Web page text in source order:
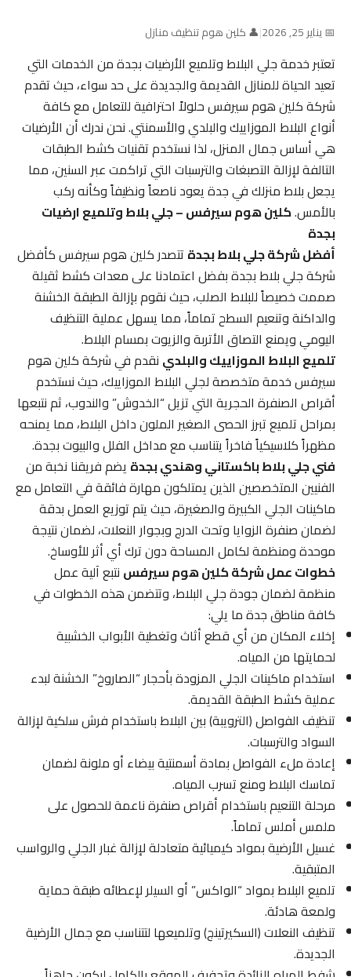
📅 يناير 25, 2026 |👤 كلين هوم تنظيف منازل
تعتبر خدمة جلي البلاط وتلميع الأرضيات بجدة من الخدمات التي
تعيد الحياة للمنازل القديمة والجديدة على حد سواء، حيث تقدم
شركة كلين هوم سيرفس حلولاً احترافية للتعامل مع كافة
أنواع البلاط الموزاييك والبلدي والأسمنتي. نحن ندرك أن الأرضيات
هي أساس جمال المنزل، لذا نستخدم تقنيات كشط الطبقات
التالفة لإزالة التصبغات والترسبات التي تراكمت عبر السنين، مما
يجعل بلاط منزلك في جدة يعود ناصعاً ونظيفاً وكأنه ركب
بالأمس.كلين هوم سيرفس – جلي بلاط وتلميع ارضيات
بجدة
أفضل شركة جلي بلاط بجدةتتصدر كلين هوم سيرفس كأفضل
شركة جلي بلاط بجدة بفضل اعتمادنا على معدات كشط ثقيلة
صممت خصيصاً للبلاط الصلب، حيث نقوم بإزالة الطبقة الخشنة
والداكنة وتنعيم السطح تماماً، مما يسهل عملية التنظيف
اليومي ويمنع التصاق الأتربة والزيوت بمسام البلاط.
تلميع البلاط الموزاييك والبلدينقدم في شركة كلين هوم
سيرفس خدمة متخصصة لجلي البلاط الموزاييك، حيث نستخدم
أقراص الصنفرة الحجرية التي تزيل “الخدوش” والندوب، ثم نتبعها
بمراحل تلميع تبرز الحصى الصغير الملون داخل البلاط، مما يمنحه
مظهراً كلاسيكياً فاخراً يتناسب مع مداخل الفلل والبيوت بجدة.
فني جلي بلاط باكستاني وهندي بجدةيضم فريقنا نخبة من
الفنيين المتخصصين الذين يمتلكون مهارة فائقة في التعامل مع
ماكينات الجلي الكبيرة والصغيرة، حيث يتم توزيع العمل بدقة
لضمان صنفرة الزوايا وتحت الدرج وبجوار النعلات، لضمان نتيجة
موحدة ومنظمة لكامل المساحة دون ترك أي أثر للأوساخ.
خطوات عمل شركة كلين هوم سيرفسنتبع آلية عمل
منظمة لضمان جودة جلي البلاط، وتتضمن هذه الخطوات في
كافة مناطق جدة ما يلي:
إخلاء المكان من أي قطع أثاث وتغطية الأبواب الخشبية
لحمايتها من المياه.
استخدام ماكينات الجلي المزودة بأحجار “الصاروخ” الخشنة لبدء
عملية كشط الطبقة القديمة.
تنظيف الفواصل (الترويبة) بين البلاط باستخدام فرش سلكية لإزالة
السواد والترسبات.
إعادة ملء الفواصل بمادة أسمنتية بيضاء أو ملونة لضمان
تماسك البلاط ومنع تسرب المياه.
مرحلة التنعيم باستخدام أقراص صنفرة ناعمة للحصول على
ملمس أملس تماماً.
غسيل الأرضية بمواد كيميائية متعادلة لإزالة غبار الجلي والرواسب
المتبقية.
تلميع البلاط بمواد “الواكس” أو السيلر لإعطائه طبقة حماية
ولمعة هادئة.
تنظيف النعلات (السكيرتينج) وتلميعها لتتناسب مع جمال الأرضية
الجديدة.